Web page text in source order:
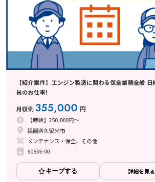
【紹介案件】エンジン製造に関わる保全業務全般 日総工産正社
員のお仕事!
月収例 355,000 円
【時給】250,000円～
福岡県久留米市
メンテナンス・保全、その他
60836-00
キープする 詳細を見る